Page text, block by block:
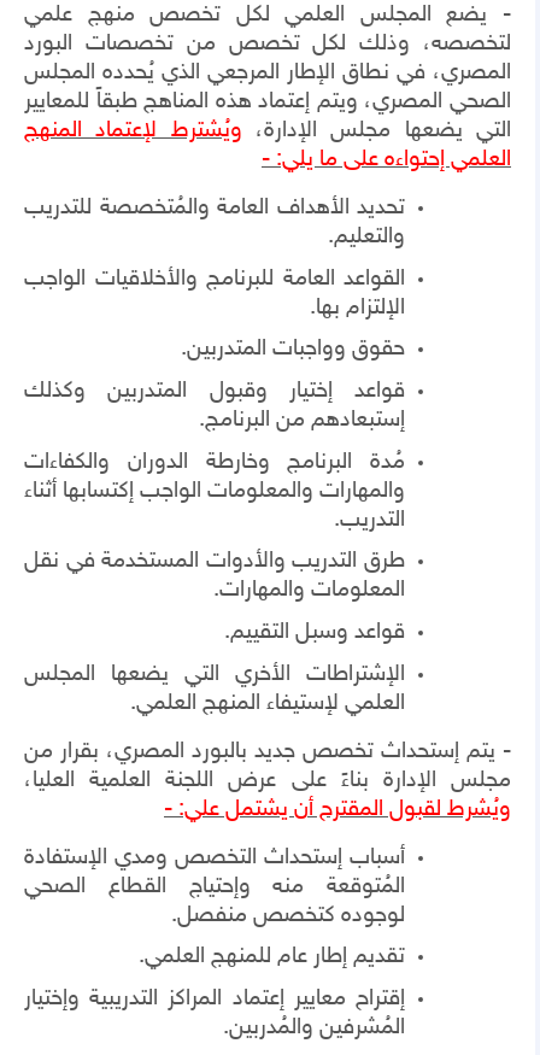
- يضع المجلس العلمي لكل تخصص منهج علمي
لتخصصه، وذلك لكل تخصص من تخصصات البورد
المصري، في نطاق الإطار المرجعي الذي يُحدده المجلس
الصحي المصري، ويتم إعتماد هذه المناهج طبقاً للمعايير
التي يضعها مجلس الإدارة، ويُشترط لإعتماد المنهج
العلمي إحتواءه على ما يلي: -
تحديد الأهداف العامة والمُتخصصة للتدريب
والتعليم.
القواعد العامة للبرنامج والأخلاقيات الواجب
الإلتزام بها.
حقوق وواجبات المتدربين.
قواعد إختيار وقبول المتدربين وكذلك
إستبعادهم من البرنامج.
مُدة البرنامج وخارطة الدوران والكفاءات
والمهارات والمعلومات الواجب إكتسابها أثناء
التدريب.
طرق التدريب والأدوات المستخدمة في نقل
المعلومات والمهارات.
قواعد وسبل التقييم.
الإشتراطات الأخري التي يضعها المجلس
العلمي لإستيفاء المنهج العلمي.
- يتم إستحداث تخصص جديد بالبورد المصري، بقرار من
مجلس الإدارة بناءً على عرض اللجنة العلمية العليا،
ويُشرط لقبول المقترح أن يشتمل علي: -
أسباب إستحداث التخصص ومدي الإستفادة
المُتوقعة منه وإحتياج القطاع الصحي
لوجوده كتخصص منفصل.
تقديم إطار عام للمنهج العلمي.
إقتراح معايير إعتماد المراكز التدريبية وإختيار
المُشرفين والمُدربين.